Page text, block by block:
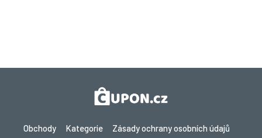
Obchody Kategorie
Zásady ochrany osobních údajů